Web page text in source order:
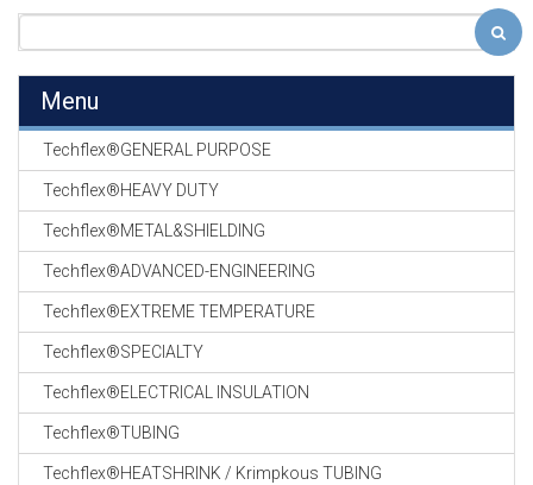
Menu
Techflex®GENERAL PURPOSE
Techflex®HEAVY DUTY
Techflex®METAL&SHIELDING
Techflex®ADVANCED-ENGINEERING
Techflex®EXTREME TEMPERATURE
Techflex®SPECIALTY
Techflex®ELECTRICAL INSULATION
Techflex®TUBING
Techflex®HEATSHRINK / Krimpkous TUBING